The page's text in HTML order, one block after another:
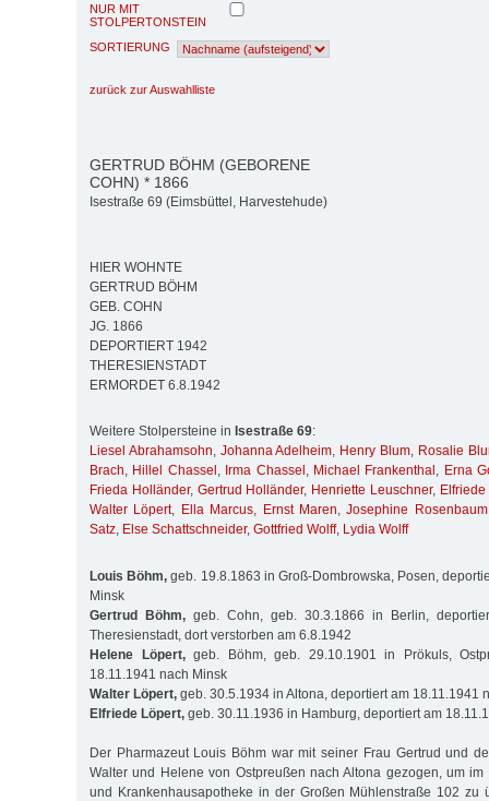
NUR MIT
STOLPERTONSTEIN
SORTIERUNG
zurück zur Auswahlliste
GERTRUD BÖHM (GEBORENE
COHN) * 1866
Isestraße 69 (Eimsbüttel, Harvestehude)
HIER WOHNTE
GERTRUD BÖHM
GEB. COHN
JG. 1866
DEPORTIERT 1942
THERESIENSTADT
ERMORDET 6.8.1942
Weitere Stolpersteine in Isestraße 69:
Liesel Abrahamsohn, Johanna Adelheim, Henry Blum, Rosalie
Brach, Hillel Chassel , Irma Chassel , Michael Frankenthal , Erna
Frieda Holländer, Gertrud Holländer, Henriette Leuschner,
Walter Löpert, Ella Marcus, Ernst Maren,Josephine Rosenbaum
Satz, Else Schattschneider, Gottfried Wolff, Lydia Wolff
Louis Böhm, geb. 19.8.1863 in Groß-Dombrowska, Posen,
Minsk
Gertrud Böhm, geb. Cohn, geb. 30.3.1866 in Berlin,
Theresienstadt, dort verstorben am 6.8.1942
Helene Löpert,geb. Böhm, geb. 29.10.1901 in Prökuls,
18.11.1941 nach Minsk
Walter Löpert, geb. 30.5.1934 in Altona, deportiert am 18.11.1941
Elfriede Löpert, geb. 30.11.1936 in Hamburg, deportiert am
Der Pharmazeut Louis Böhm war mit seiner Frau Gertrud und
Walter und Helene von Ostpreußen nach Altona gezogen, um
und Kranken­hausapotheke in der Großen Mühlenstraße 102 zu